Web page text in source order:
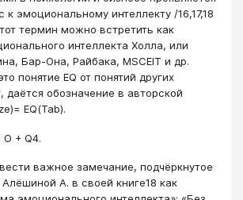
к эмоциональному интеллекту /16,17,18
термин можно встретить как
интеллекта Холла, или
Бар-Она, Райбака, MSCEIT и др.
понятие EQ от понятий других
даётся обозначение в авторской
EQ(Tab).
O + Q4.
важное замечание, подчёркнутое
А. в своей книге18 как